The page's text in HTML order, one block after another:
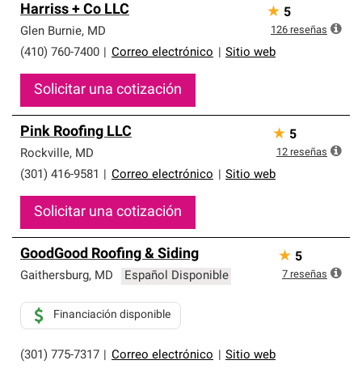
Harriss + Co LLC
Glen Burnie, MD
(410) 760-7400
Correo electrónico Sitio web
Solicitar una cotización
★ 5
126 reseñas
Pink Roofing LLC
Rockville, MD
(301) 416-9581
Correo electrónico Sitio web
Solicitar una cotización
★ 5
12 reseñas
GoodGood Roofing & Siding
Gaithersburg, MD Español Disponible
(301) 775-7317 Correo electrónico Sitio web
Financiación disponible
★ 5
7 reseñas